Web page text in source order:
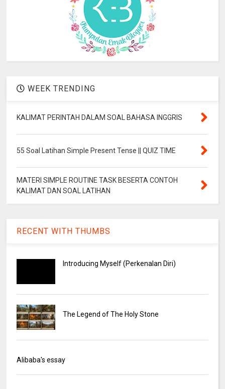
WEEK TRENDING
KALIMAT PERINTAH DALAM SOAL BAHASA INGGRIS
55 Soal Latihan Simple Present Tense || QUIZ TIME
MATERI SIMPLE ROUTINE TASK BESERTA CONTOH
KALIMAT DAN SOAL LATIHAN
RECENT WITH THUMBS
Introducing Myself (Perkenalan Diri)
The Legend of The Holy Stone
Alibaba's essay